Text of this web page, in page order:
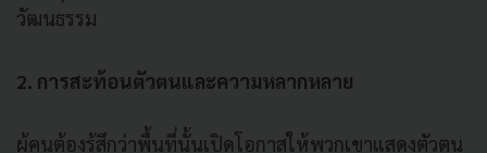
วัฒนธรรม
2. การสะท้อนตัวตนและความหลากหลาย
ผู้คนต้องรู้สึกว่าพื้นที่นั้นเปิดโอกาสให้พวกเขาแสดงตัวตน